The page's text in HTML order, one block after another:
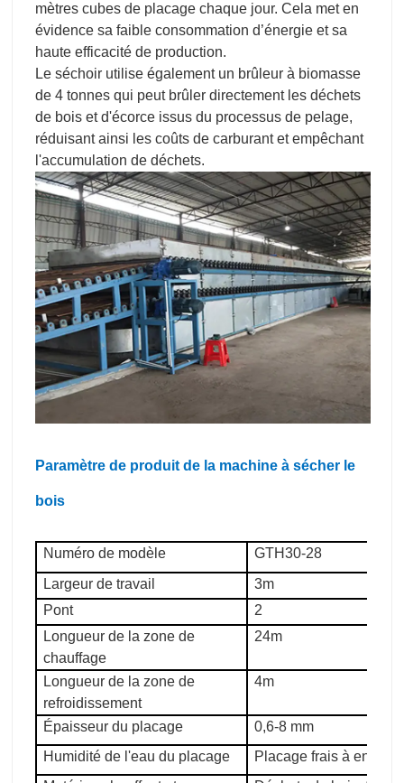
mètres cubes de placage chaque jour. Cela met en
évidence sa faible consommation d’énergie et sa
haute efficacité de production.
Le séchoir utilise également un brûleur à biomasse
de 4 tonnes qui peut brûler directement les déchets
de bois et d'écorce issus du processus de pelage,
réduisant ainsi les coûts de carburant et empêchant
l'accumulation de déchets.
Paramètre de produit de la machine à sécher le
bois
Numéro de modèle
GTH30-28
Largeur de travail
3m
Pont
2
Longueur de la zone de
chauffage
24m
Longueur de la zone de
refroidissement
4m
Épaisseur du placage
0,6-8 mm
Humidité de l'eau du placage
Placage frais à